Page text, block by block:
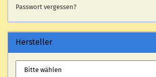
Passwort vergessen?
Hersteller